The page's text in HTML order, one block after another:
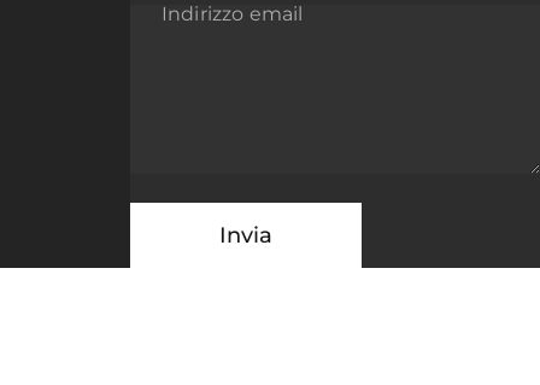
Indirizzo email
Invia